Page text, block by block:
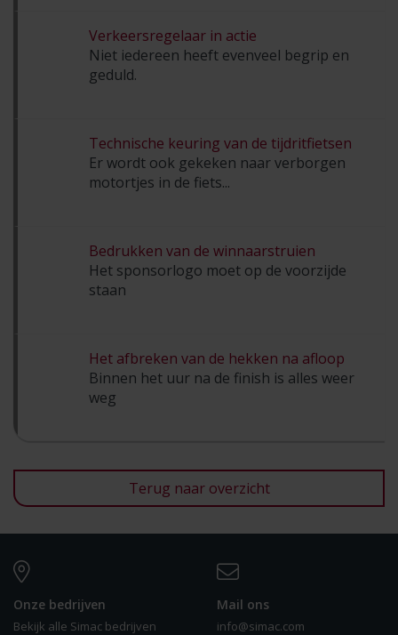
Verkeersregelaar in actie
Niet iedereen heeft evenveel begrip en
geduld.
Technische keuring van de tijdritfietsen
Er wordt ook gekeken naar verborgen
motortjes in de fiets...
Bedrukken van de winnaarstruien
Het sponsorlogo moet op de voorzijde
staan
Het afbreken van de hekken na afloop
Binnen het uur na de finish is alles weer
weg
Terug naar overzicht
Onze bedrijven
Bekijk alle Simac bedrijven
Mail ons
info@simac.com